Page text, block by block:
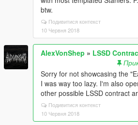
btw.
Подивитися контекст
10 Червня 2018
AlexVonShep » LSSD
Sorry for not showcasing the
I was way too lazy. I'm also
other possible LSSD contract
Подивитися контекст
10 Червня 2018